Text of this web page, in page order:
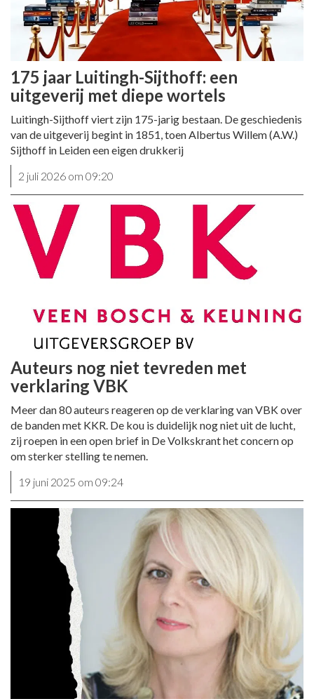
175 jaar Luitingh-Sijthoff: een
uitgeverij met diepe wortels
Luitingh-Sijthoff viert zijn 175-jarig bestaan. De geschiedenis
van de uitgeverij begint in 1851, toen Albertus Willem (A.W.)
Sijthoff in Leiden een eigen drukkerij
2 juli 2026 om 09:20
Auteurs nog niet tevreden met
verklaring VBK
Meer dan 80 auteurs reageren op de verklaring van VBK over
de banden met KKR. De kou is duidelijk nog niet uit de lucht,
zij roepen in een open brief in De Volkskrant het concern op
om sterker stelling te nemen.
19 juni 2025 om 09:24